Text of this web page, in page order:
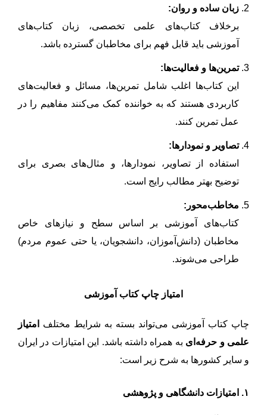
زبان ساده و روان:
برخلاف کتاب‌های علمی تخصصی، زبان کتاب‌های
آموزشی باید قابل فهم برای مخاطبان گسترده باشد.
تمرین‌ها و فعالیت‌ها:
این کتاب‌ها اغلب شامل تمرین‌ها، مسائل و فعالیت‌های
کاربردی هستند که به خواننده کمک می‌کنند مفاهیم را در
عمل تمرین کنند.
تصاویر و نمودارها:
استفاده از تصاویر، نمودارها، و مثال‌های بصری برای
توضیح بهتر مطالب رایج است.
مخاطب‌محور:
کتاب‌های آموزشی بر اساس سطح و نیازهای خاص
مخاطبان (دانش‌آموزان، دانشجویان، یا حتی عموم مردم)
طراحی می‌شوند.
امتیاز چاپ کتاب آموزشی
چاپ کتاب آموزشی می‌تواند بسته به شرایط مختلف
امتیاز
علمی و حرفه‌ای به همراه داشته باشد. این امتیازات در ایران
و سایر کشورها به شرح زیر است:
۱. امتیازات دانشگاهی و پژوهشی